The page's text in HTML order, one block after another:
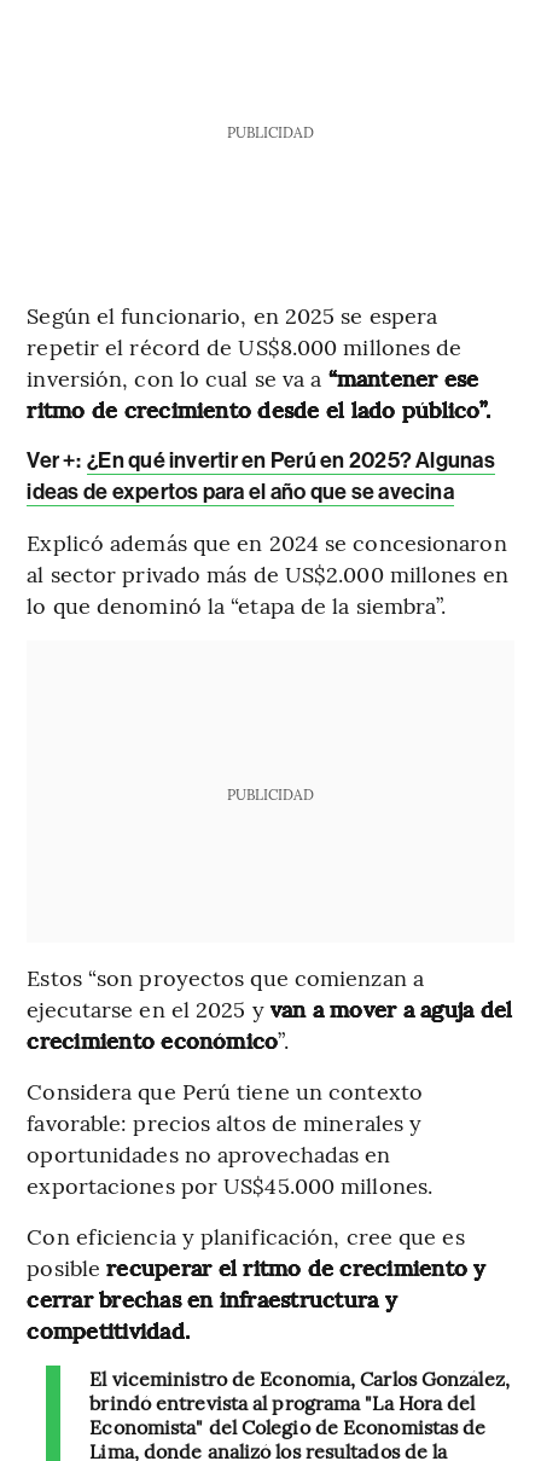
PUBLICIDAD
Según el funcionario, en 2025 se espera
repetir el récord de US$8.000 millones de
inversión, con lo cual se va a “mantener ese
ritmo de crecimiento desde el lado público”.
Ver +: ¿En qué invertir en Perú en 2025? Algunas
ideas de expertos para el año que se avecina
Explicó además que en 2024 se concesionaron
al sector privado más de US$2.000 millones en
lo que denominó la “etapa de la siembra”.
PUBLICIDAD
Estos “son proyectos que comienzan a
ejecutarse en el 2025 y van a mover a aguja del
crecimiento económico”.
Considera que Perú tiene un contexto
favorable: precios altos de minerales y
oportunidades no aprovechadas en
exportaciones por US$45.000 millones.
Con eficiencia y planificación, cree que es
posiblerecuperar el ritmo de crecimiento y
cerrar brechas en infraestructura y
competitividad.
El viceministro de Economía, Carlos González,
brindó entrevista al programa "La Hora del
Economista" del Colegio de Economistas de
Lima, donde analizó los resultados de la